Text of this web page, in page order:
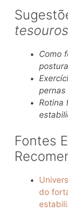
Como
pernas
Rotina
Fontes
do